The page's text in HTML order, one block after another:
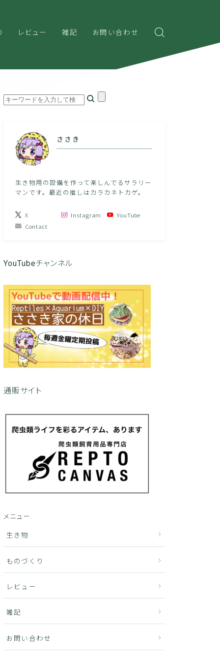
レビュー 雑記 お問い合わせ
ささき
生き物用の設備を作って楽しんでるサラリー
マンです。最近の推しはカラカネトカゲ。
X Instagram
YouTube
Contact
YouTubeチャンネル
通販サイト
メニュー
生き物
ものづくり
レビュー
雑記
お問い合わせ